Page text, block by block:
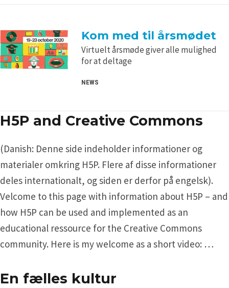
Kom med til årsmødet
Virtuelt årsmøde giver alle mulighed
for at deltage
NEWS
H5P and Creative Commons
(Danish: Denne side indeholder informationer og
materialer omkring H5P. Flere af disse informationer
deles internationalt, og siden er derfor på engelsk).
Velcome to this page with information about H5P – and
how H5P can be used and implemented as an
educational ressource for the Creative Commons
community. Here is my welcome as a short video: …
En fælles kultur